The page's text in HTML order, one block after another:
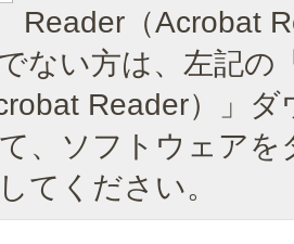
Reader（Acrobat
ない方は、左記の
Reader）」
、ソフトウェア
てください。